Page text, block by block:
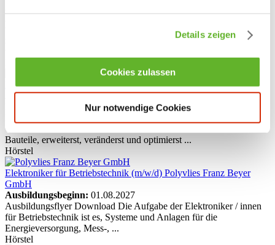
Details zeigen
Cookies zulassen
Nur notwendige Cookies
wir Dir: eine abwechslungsreiche Ausbildung im
zukunftsweisenden Bereich der Gebäudeautomation Unterstützung
Elektroniker für Betriebstechnik (m/w/d)bmu & bmm
Ausbildungsbeginn:01.08.2027
Deine Ausbildung zum Elektroniker (m/w/d) für Betriebstechnik Du
Gebäudetechnik im Detail kennen. Du installierst elektronische
Bauteile, erweiterst, veränderst und optimierst ...
Hörstel
Elektroniker für Betriebstechnik (m/w/d) Polyvlies Franz Beyer
GmbH
Ausbildungsbeginn: 01.08.2027
Ausbildungsflyer Download Die Aufgabe der Elektroniker / innen
für Betriebstechnik ist es, Systeme und Anlagen für die
Energieversorgung, Mess-, ...
Hörstel